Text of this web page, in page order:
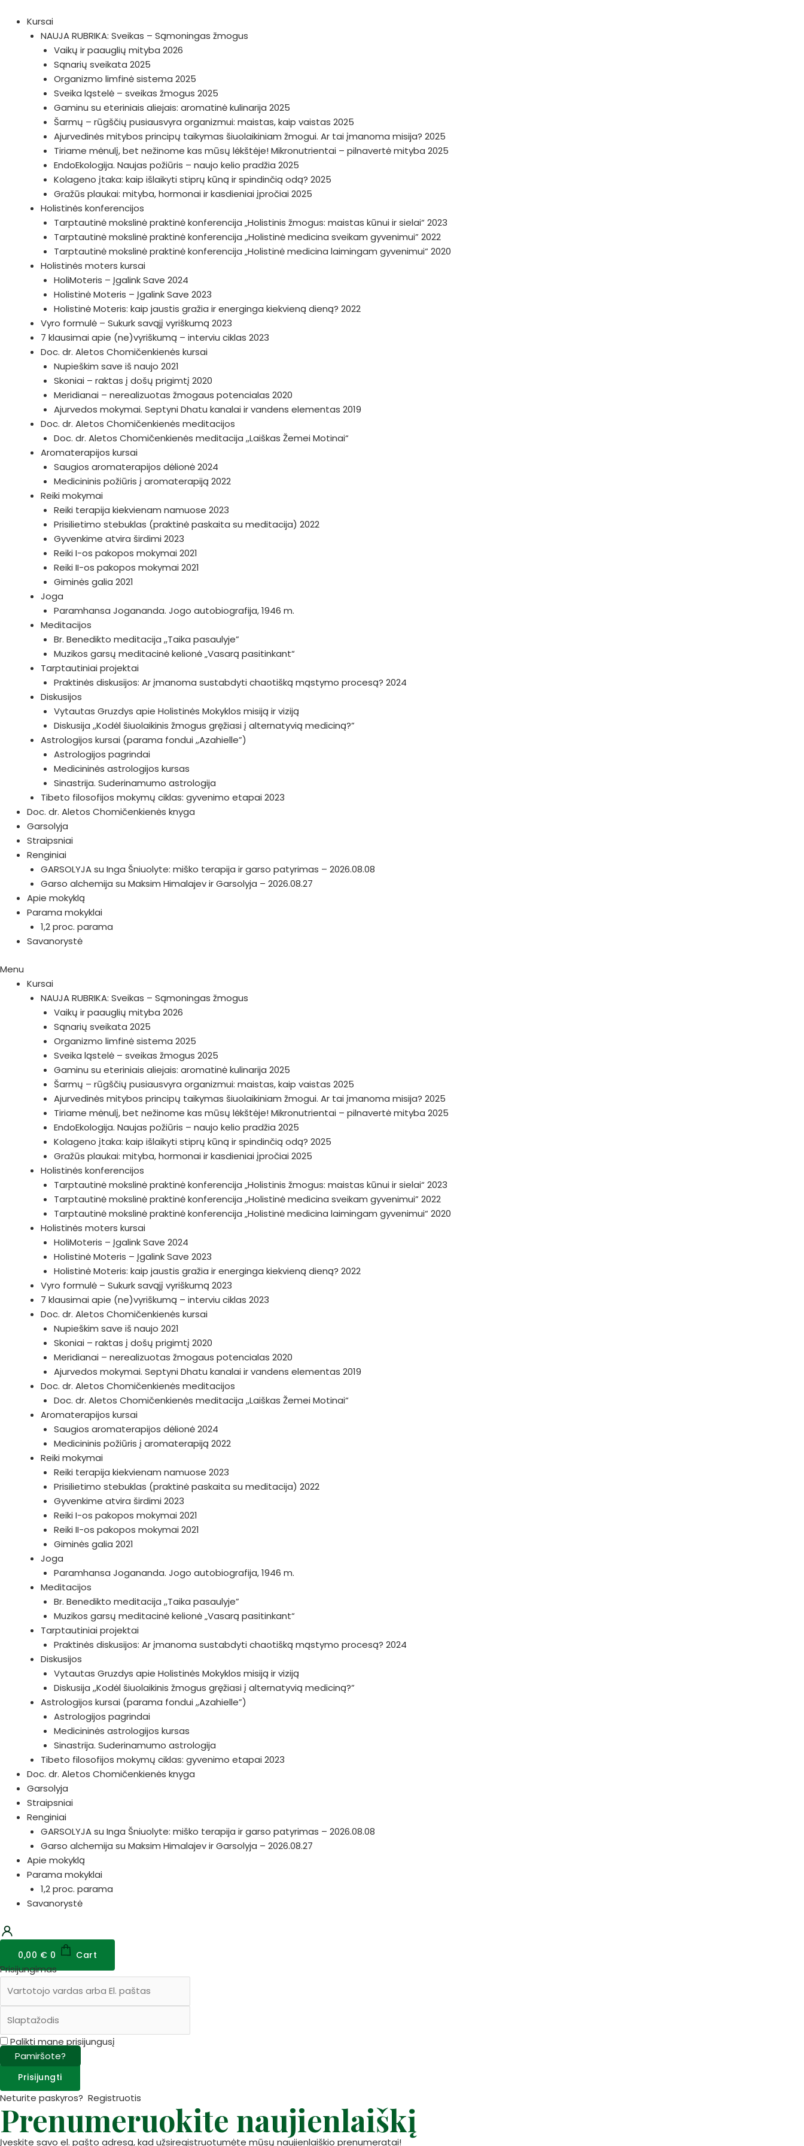
Kursai
NAUJA RUBRIKA: Sveikas – Sąmoningas žmogus
Vaikų ir paauglių mityba 2026
Sąnarių sveikata 2025
Organizmo limfinė sistema 2025
Sveika ląstelė – sveikas žmogus 2025
Gaminu su eteriniais aliejais: aromatinė kulinarija 2025
Šarmų – rūgščių pusiausvyra organizmui: maistas, kaip vaistas 2025
Ajurvedinės mitybos principų taikymas šiuolaikiniam žmogui. Ar tai įmanoma misija? 2025
Tiriame mėnulį, bet nežinome kas mūsų lėkštėje! Mikronutrientai – pilnavertė mityba 2025
EndoEkologija. Naujas požiūris – naujo kelio pradžia 2025
Kolageno įtaka: kaip išlaikyti stiprų kūną ir spindinčią odą? 2025
Gražūs plaukai: mityba, hormonai ir kasdieniai įpročiai 2025
Holistinės konferencijos
Tarptautinė mokslinė praktinė konferencija „Holistinis žmogus: maistas kūnui ir sielai“ 2023
Tarptautinė mokslinė praktinė konferencija ,,Holistinė medicina sveikam gyvenimui” 2022
Tarptautinė mokslinė praktinė konferencija „Holistinė medicina laimingam gyvenimui“ 2020
Holistinės moters kursai
HoliMoteris – Įgalink Save 2024
Holistinė Moteris – Įgalink Save 2023
Holistinė Moteris: kaip jaustis gražia ir energinga kiekvieną dieną? 2022
Vyro formulė – Sukurk savąjį vyriškumą 2023
7 klausimai apie (ne)vyriškumą – interviu ciklas 2023
Doc. dr. Aletos Chomičenkienės kursai
Nupieškim save iš naujo 2021
Skoniai – raktas į došų prigimtį 2020
Meridianai – nerealizuotas žmogaus potencialas 2020
Ajurvedos mokymai. Septyni Dhatu kanalai ir vandens elementas 2019
Doc. dr. Aletos Chomičenkienės meditacijos
Doc. dr. Aletos Chomičenkienės meditacija ,,Laiškas Žemei Motinai“
Aromaterapijos kursai
Saugios aromaterapijos dėlionė 2024
Medicininis požiūris į aromaterapiją 2022
Reiki mokymai
Reiki terapija kiekvienam namuose 2023
Prisilietimo stebuklas (praktinė paskaita su meditacija) 2022
Gyvenkime atvira širdimi 2023
Reiki I-os pakopos mokymai 2021
Reiki II-os pakopos mokymai 2021
Giminės galia 2021
Joga
Paramhansa Jogananda. Jogo autobiografija, 1946 m.
Meditacijos
Br. Benedikto meditacija ,,Taika pasaulyje”
Muzikos garsų meditacinė kelionė „Vasarą pasitinkant“
Tarptautiniai projektai
Praktinės diskusijos: Ar įmanoma sustabdyti chaotišką mąstymo procesą? 2024
Diskusijos
Vytautas Gruzdys apie Holistinės Mokyklos misiją ir viziją
Diskusija ,,Kodėl šiuolaikinis žmogus gręžiasi į alternatyvią mediciną?”
Astrologijos kursai (parama fondui ,,Azahielle”)
Astrologijos pagrindai
Medicininės astrologijos kursas
Sinastrija. Suderinamumo astrologija
Tibeto filosofijos mokymų ciklas: gyvenimo etapai 2023
Doc. dr. Aletos Chomičenkienės knyga
Garsolyja
Straipsniai
Renginiai
GARSOLYJA su Inga Šniuolyte: miško terapija ir garso patyrimas – 2026.08.08
Garso alchemija su Maksim Himalajev ir Garsolyja – 2026.08.27
Apie mokyklą
Parama mokyklai
1,2 proc. parama
Savanorystė
Menu
Kursai
NAUJA RUBRIKA: Sveikas – Sąmoningas žmogus
Vaikų ir paauglių mityba 2026
Sąnarių sveikata 2025
Organizmo limfinė sistema 2025
Sveika ląstelė – sveikas žmogus 2025
Gaminu su eteriniais aliejais: aromatinė kulinarija 2025
Šarmų – rūgščių pusiausvyra organizmui: maistas, kaip vaistas 2025
Ajurvedinės mitybos principų taikymas šiuolaikiniam žmogui. Ar tai įmanoma misija? 2025
Tiriame mėnulį, bet nežinome kas mūsų lėkštėje! Mikronutrientai – pilnavertė mityba 2025
EndoEkologija. Naujas požiūris – naujo kelio pradžia 2025
Kolageno įtaka: kaip išlaikyti stiprų kūną ir spindinčią odą? 2025
Gražūs plaukai: mityba, hormonai ir kasdieniai įpročiai 2025
Holistinės konferencijos
Tarptautinė mokslinė praktinė konferencija „Holistinis žmogus: maistas kūnui ir sielai“ 2023
Tarptautinė mokslinė praktinė konferencija ,,Holistinė medicina sveikam gyvenimui” 2022
Tarptautinė mokslinė praktinė konferencija „Holistinė medicina laimingam gyvenimui“ 2020
Holistinės moters kursai
HoliMoteris – Įgalink Save 2024
Holistinė Moteris – Įgalink Save 2023
Holistinė Moteris: kaip jaustis gražia ir energinga kiekvieną dieną? 2022
Vyro formulė – Sukurk savąjį vyriškumą 2023
7 klausimai apie (ne)vyriškumą – interviu ciklas 2023
Doc. dr. Aletos Chomičenkienės kursai
Nupieškim save iš naujo 2021
Skoniai – raktas į došų prigimtį 2020
Meridianai – nerealizuotas žmogaus potencialas 2020
Ajurvedos mokymai. Septyni Dhatu kanalai ir vandens elementas 2019
Doc. dr. Aletos Chomičenkienės meditacijos
Doc. dr. Aletos Chomičenkienės meditacija ,,Laiškas Žemei Motinai“
Aromaterapijos kursai
Saugios aromaterapijos dėlionė 2024
Medicininis požiūris į aromaterapiją 2022
Reiki mokymai
Reiki terapija kiekvienam namuose 2023
Prisilietimo stebuklas (praktinė paskaita su meditacija) 2022
Gyvenkime atvira širdimi 2023
Reiki I-os pakopos mokymai 2021
Reiki II-os pakopos mokymai 2021
Giminės galia 2021
Joga
Paramhansa Jogananda. Jogo autobiografija, 1946 m.
Meditacijos
Br. Benedikto meditacija ,,Taika pasaulyje”
Muzikos garsų meditacinė kelionė „Vasarą pasitinkant“
Tarptautiniai projektai
Praktinės diskusijos: Ar įmanoma sustabdyti chaotišką mąstymo procesą? 2024
Diskusijos
Vytautas Gruzdys apie Holistinės Mokyklos misiją ir viziją
Diskusija ,,Kodėl šiuolaikinis žmogus gręžiasi į alternatyvią mediciną?”
Astrologijos kursai (parama fondui ,,Azahielle”)
Astrologijos pagrindai
Medicininės astrologijos kursas
Sinastrija. Suderinamumo astrologija
Tibeto filosofijos mokymų ciklas: gyvenimo etapai 2023
Doc. dr. Aletos Chomičenkienės knyga
Garsolyja
Straipsniai
Renginiai
GARSOLYJA su Inga Šniuolyte: miško terapija ir garso patyrimas – 2026.08.08
Garso alchemija su Maksim Himalajev ir Garsolyja – 2026.08.27
Apie mokyklą
Parama mokyklai
1,2 proc. parama
Savanorystė
0,00 € 0 Cart
Prisijungimas
Palikti mane prisijungusį
Pamiršote?
Prisijungti
Neturite paskyros? Registruotis
Prenumeruokite naujienlaiškį
Įveskite savo el. pašto adresą, kad užsiregistruotumėte mūsų naujienlaiškio prenumeratai!